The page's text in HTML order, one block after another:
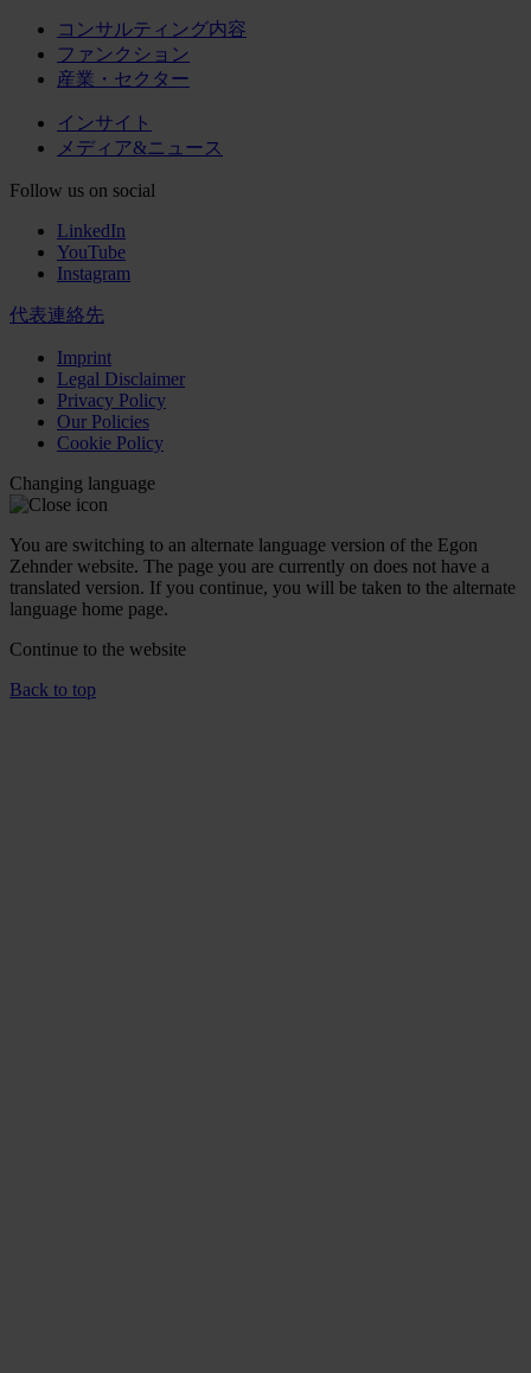
コンサルティング内容
ファンクション
産業・セクター
インサイト
メディア&ニュース
Follow us on social
LinkedIn
YouTube
Instagram
代表連絡先
Imprint
Legal Disclaimer
Privacy Policy
Our Policies
Cookie Policy
Changing language
You are switching to an alternate language version of the Egon
Zehnder website. The page you are currently on does not have a
translated version. If you continue, you will be taken to the alternate
language home page.
Continue to the website
Back to top